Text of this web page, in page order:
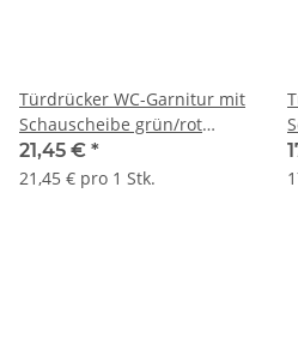
Türdrücker WC-Garnitur mit
Schauscheibe grün/rot
Häfele Startec Modell LDH
2170 Edelstahl
21,45 € *
21,45 € pro 1 Stk.